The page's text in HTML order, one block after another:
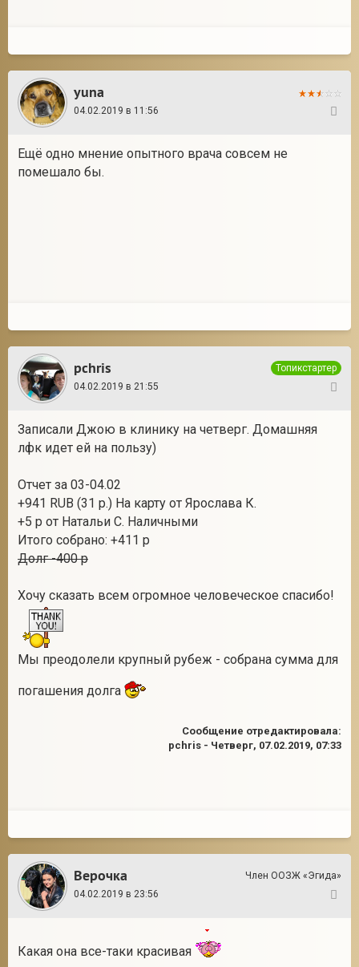
yuna
04.02.2019 в 11:56
Ещё одно мнение опытного врача совсем не
помешало бы.
pchris
Топикстартер
04.02.2019 в 21:55
Записали Джою в клинику на четверг. Домашняя
лфк идет ей на пользу)
Отчет за 03-04.02
+941 RUB (31 р.) На карту от Ярослава К.
+5 р от Натальи С. Наличными
Итого собрано: +411 р
Долг -400 р
Хочу сказать всем огромное человеческое спасибо!
Мы преодолели крупный рубеж - собрана сумма для
погашения долга
Сообщение отредактировала:
pchris - Четверг, 07.02.2019, 07:33
Верочка
Член ООЗЖ «Эгида»
04.02.2019 в 23:56
Какая она все-таки красивая